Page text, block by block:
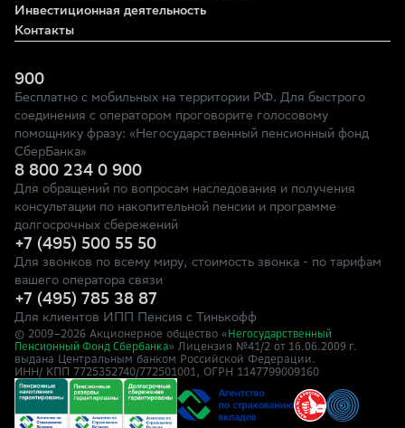
Инвестиционная деятельность
Контакты
900
Бесплатно с мобильных на территории РФ. Для быстрого
соединения с оператором проговорите голосовому
помощнику фразу: «Негосударственный пенсионный фонд
СберБанка»
8 800 234 0 900
Для обращений по вопросам наследования и получения
консультации по накопительной пенсии и программе
долгосрочных сбережений
+7 (495) 500 55 50
Для звонков по всему миру, стоимость звонка - по тарифам
вашего оператора связи
+7 (495) 785 38 87
Для клиентов ИПП Пенсия с Тинькофф
© 2009–2026 Акционерное общество « Негосударственный
Пенсионный Фонд Сбербанка» Лицензия №41/2 от 16.06.2009 г.
выдана Центральным банком Российской Федерации.
ИНН/ КПП 7725352740/772501001, ОГРН 1147799009160